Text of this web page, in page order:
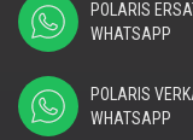
POLARIS
WHATSAPP
POLARIS
WHATSAPP